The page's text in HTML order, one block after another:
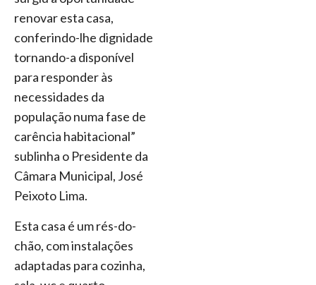
renovar esta casa,
conferindo-lhe dignidade
tornando-a disponível
para responder às
necessidades da
população numa fase de
carência habitacional”
sublinha o Presidente da
Câmara Municipal, José
Peixoto Lima.
Esta casa é um rés-do-
chão, com instalações
adaptadas para cozinha,